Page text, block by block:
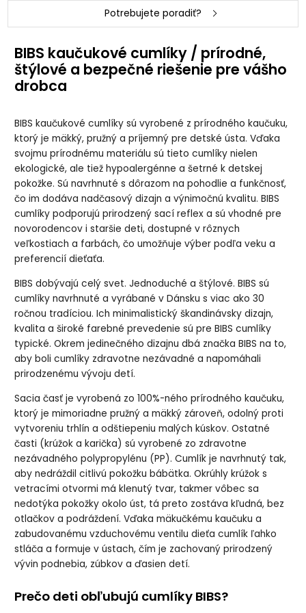
BIBS Boheme
prírodného
kaučuku 2ks,
veľkosť 2
BIBS Boheme
Oak cumlík z
prírodného
kaučuku 2ks,
veľkosť 1
BIBS Boheme
Oak cumlík z
prírodného
kaučuku 2ks,
veľkosť 2
BIBS Boheme
cumlík z
prírodného
kaučuku 2ks,
veľkosť 1
cumlík z
prírodného
kaučuku 2ks,
veľkosť 2
cumlík z
prírodného
kaučuku 2ks,
veľkosť 1
cumlík z
prírodného
kaučuku 2ks,
veľkosť 2
h cumlík z
prírodného
kaučuku 2ks,
veľkosť 1
BIBS Boheme
Woodchuck/Blus
h cumlík z
prírodného
kaučuku 2ks,
veľkosť 2
BIBS Boheme
nočný
Blush/Vanilla
cumlík z
prírodného
kaučuku 2ks,
veľkosť 1
BIBS Boheme
Blush/Vanilla
cumlík z
prírodného
kaučuku 2ks,
veľkosť 2
BIBS Boheme
nočný
Sage/Cloud
cumlík z
prírodného
kaučuku 2ks,
veľkosť 1
BIBS Boheme
Sage/Cloud
cumlík z
prírodného
kaučuku 2ks,
veľkosť 2
Potrebujete poradiť?
BIBS kaučukové cumlíky / prírodné,
štýlové a bezpečné riešenie pre vášho
drobca
BIBS kaučukové cumlíky sú vyrobené z prírodného kaučuku,
ktorý je mäkký, pružný a príjemný pre detské ústa. Vďaka
svojmu prírodnému materiálu sú tieto cumlíky nielen
ekologické, ale tiež hypoalergénne a šetrné k detskej
pokožke. Sú navrhnuté s dôrazom na pohodlie a funkčnosť,
čo im dodáva nadčasový dizajn a výnimočnú kvalitu. BIBS
cumlíky podporujú prirodzený sací reflex a sú vhodné pre
novorodencov i staršie deti, dostupné v rôznych
veľkostiach a farbách, čo umožňuje výber podľa veku a
preferencií dieťaťa.
BIBS dobývajú celý svet. Jednoduché a štýlové. BIBS sú
cumlíky navrhnuté a vyrábané v Dánsku s viac ako 30
ročnou tradíciou. Ich minimalistický škandinávsky dizajn,
kvalita a široké farebné prevedenie sú pre BIBS cumlíky
typické. Okrem jedinečného dizajnu dbá značka BIBS na to,
aby boli cumlíky zdravotne nezávadné a napomáhali
prirodzenému vývoju detí.
Sacia časť je vyrobená zo 100%-ného prírodného kaučuku,
ktorý je mimoriadne pružný a mäkký zároveň, odolný proti
vytvoreniu trhlín a odštiepeniu malých kúskov. Ostatné
časti (krúžok a karička) sú vyrobené zo zdravotne
nezávadného polypropylénu (PP). Cumlík je navrhnutý tak,
aby nedráždil citlivú pokožku bábätka. Okrúhly krúžok s
vetracími otvormi má klenutý tvar, takmer vôbec sa
nedotýka pokožky okolo úst, tá preto zostáva kľudná, bez
otlačkov a podráždení. Vďaka mäkučkému kaučuku a
zabudovanému vzduchovému ventilu dieťa cumlík ľahko
stláča a formuje v ústach, čím je zachovaný prirodzený
vývin podnebia, zúbkov a ďasien detí.
Prečo deti obľubujú cumlíky BIBS?